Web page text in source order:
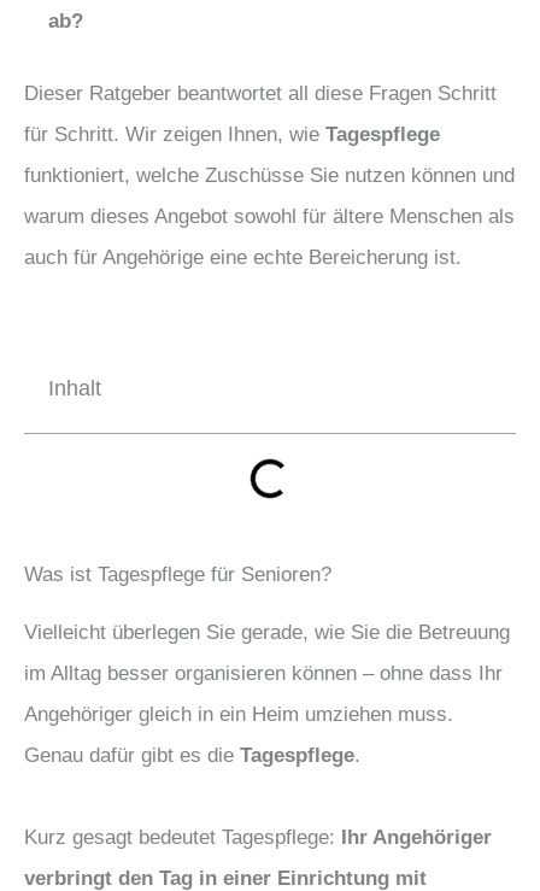
ab?
Dieser Ratgeber beantwortet all diese Fragen Schritt
für Schritt. Wir zeigen Ihnen, wie Tagespflege
funktioniert, welche Zuschüsse Sie nutzen können und
warum dieses Angebot sowohl für ältere Menschen als
auch für Angehörige eine echte Bereicherung ist.
Inhalt
Was ist Tagespflege für Senioren?
Vielleicht überlegen Sie gerade, wie Sie die Betreuung
im Alltag besser organisieren können – ohne dass Ihr
Angehöriger gleich in ein Heim umziehen muss.
Genau dafür gibt es die Tagespflege.
Kurz gesagt bedeutet Tagespflege: Ihr Angehöriger
verbringt den Tag in einer Einrichtung mit